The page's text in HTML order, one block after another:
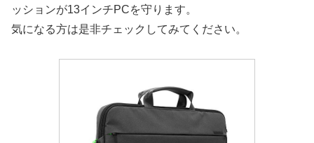
ッションが13インチPCを守ります。
気になる方は是非チェックしてみてください。